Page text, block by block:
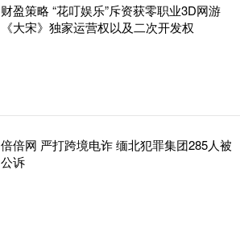
财盈策略 “花叮娱乐”斥资获零职业3D网游
《大宋》独家运营权以及二次开发权
倍倍网 严打跨境电诈 缅北犯罪集团285人被
公诉